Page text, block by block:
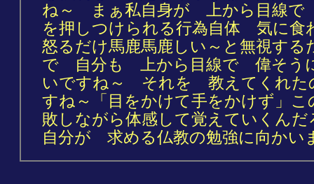
ね～ まぁ私自身が 上から目線
を押しつけられる行為自体 気に食
怒るだけ馬鹿馬鹿しい～と無視する
で 自分も 上から目線で 偉そう
いですね～ それを 教えてくれた
すね～「目をかけて手をかけず」
敗しながら体感して覚えていく
自分が 求める仏教の勉強に向か